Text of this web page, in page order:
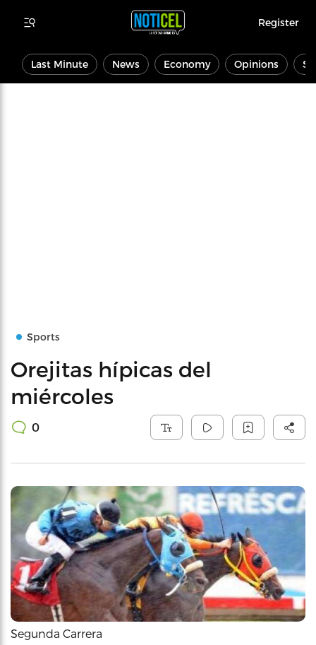
Register
Last Minute News Economy Opinions
Sports
Orejitas hípicas del
miércoles
0
Segunda Carrera